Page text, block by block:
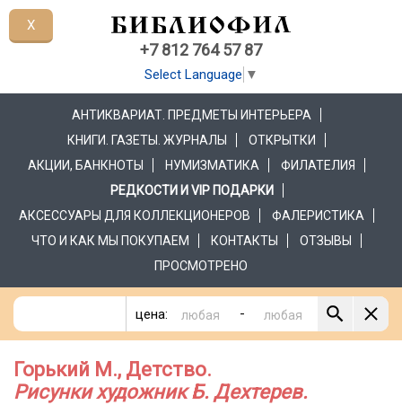
+7 812 764 57 87
Select Language ▼
АНТИКВАРИАТ. ПРЕДМЕТЫ ИНТЕРЬЕРА
КНИГИ. ГАЗЕТЫ. ЖУРНАЛЫ
ОТКРЫТКИ
АКЦИИ, БАНКНОТЫ
НУМИЗМАТИКА
ФИЛАТЕЛИЯ
РЕДКОСТИ И VIP ПОДАРКИ
АКСЕССУАРЫ ДЛЯ КОЛЛЕКЦИОНЕРОВ
ФАЛЕРИСТИКА
ЧТО И КАК МЫ ПОКУПАЕМ
КОНТАКТЫ
ОТЗЫВЫ
ПРОСМОТРЕНО
цена: -
Горький М., Детство.
Рисунки художник Б. Дехтерев.
X